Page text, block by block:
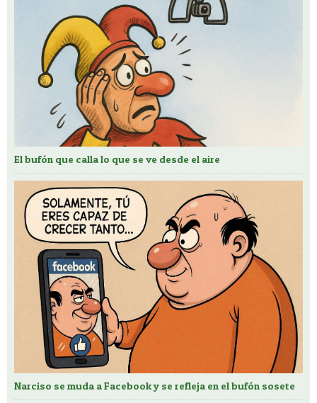
El bufón que calla lo que se ve desde el aire
Narciso se muda a Facebook y se refleja en el bufón sosete